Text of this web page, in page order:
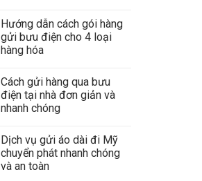
Hướng dẫn cách gói hàng
gửi bưu điện cho 4 loại
hàng hóa
Cách gửi hàng qua bưu
điện tại nhà đơn giản và
nhanh chóng
Dịch vụ gửi áo dài đi Mỹ
chuyển phát nhanh chóng
và an toàn